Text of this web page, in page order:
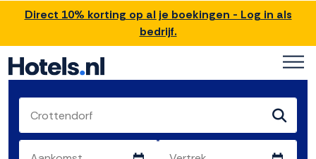
Direct 10% korting op al je boekingen - Log in als
bedrijf.